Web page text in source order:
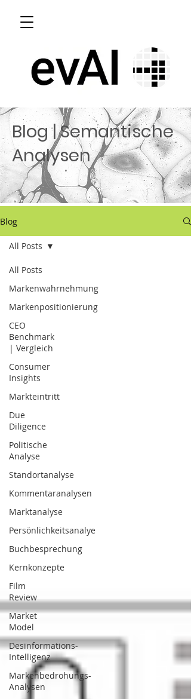
Blog | Semantische
Analysen
Blog
All Posts
Markenwahrnehmung
Markenpositionierung
CEO
Benchmark
| Vergleich
Consumer
Insights
Markteintritt
Due
Diligence
Politische
Analyse
Standortanalyse
Kommentaranalysen
Marktanalyse
Persönlichkeitsanalye
Buchbesprechung
Kernkonzepte
Film
Review
Market
Model
Desinformations-
Intelligenz
Markenbedrohungs-
Analysen
All Posts